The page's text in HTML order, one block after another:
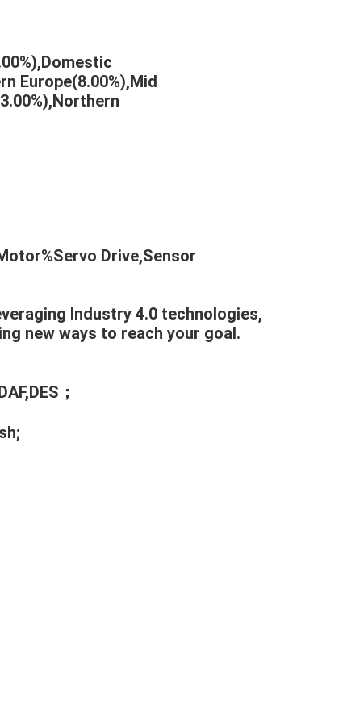
Europe(8.00%),Mid
Drive,Sensor
Industry 4.0 technologies,
new ways to reach your goal.
；